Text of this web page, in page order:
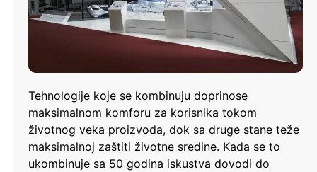
Tehnologije koje se kombinuju doprinose
maksimalnom komforu za korisnika tokom
životnog veka proizvoda, dok sa druge stane teže
maksimalnoj zaštiti životne sredine. Kada se to
ukombinuje sa 50 godina iskustva dovodi do